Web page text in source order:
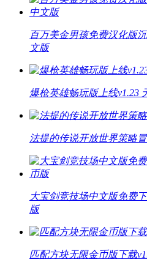
百万美金男孩免费汉化版
文版
爆枪英雄畅玩版上线v1.23
法提的传说开放世界策略
大宝剑竞技场中文版免费
版
匹配方块无限金币版下载